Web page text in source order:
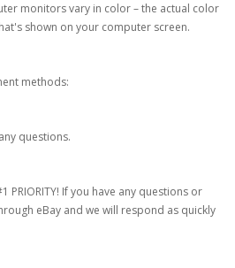
monitors vary in color – the actual color
shown on your computer screen.
methods:
questions.
PRIORITY! If you have any questions or
eBay and we will respond as quickly